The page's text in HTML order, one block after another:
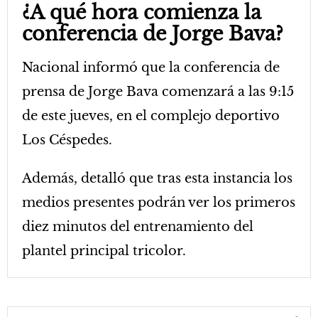
¿A qué hora comienza la
conferencia de Jorge Bava?
Nacional informó que la conferencia de
prensa de Jorge Bava comenzará a las 9:15
de este jueves, en el complejo deportivo
Los Céspedes.
Además, detalló que tras esta instancia los
medios presentes podrán ver los primeros
diez minutos del entrenamiento del
plantel principal tricolor.